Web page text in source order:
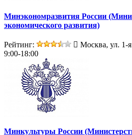
Минэкономразвития России
экономического развития)
Рейтинг:
Москва, ул. 1-
9:00-18:00
Минкультуры России